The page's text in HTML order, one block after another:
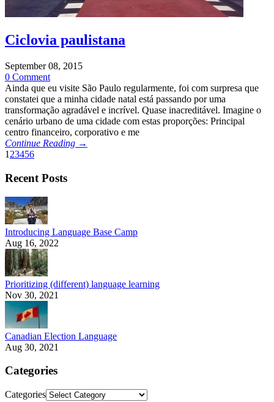
Ciclovia paulistana
September 08, 2015
0 Comment
Ainda que eu visite São Paulo regularmente, foi com surpresa que
constatei que a minha cidade natal está passando por uma
transformação agradável e incrível. Quase inacreditável. Imagine o
cenário urbano de uma cidade com estas proporções: Principal
centro financeiro, corporativo e me
Continue Reading →
1 23456
Recent Posts
Introducing Language Base Camp
Aug 16, 2022
Prioritizing (different) language learning
Nov 30, 2021
Canadian Election Language
Aug 30, 2021
Categories
Categories